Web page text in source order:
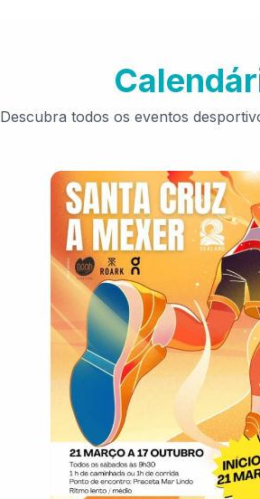
Descubra todos os eventos